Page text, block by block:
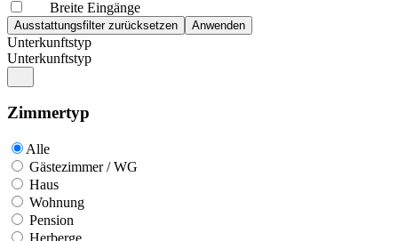
Breite Eingänge
Unterkunftstyp
Unterkunftstyp
Zimmertyp
Alle
Gästezimmer / WG
Haus
Wohnung
Pension
Herberge